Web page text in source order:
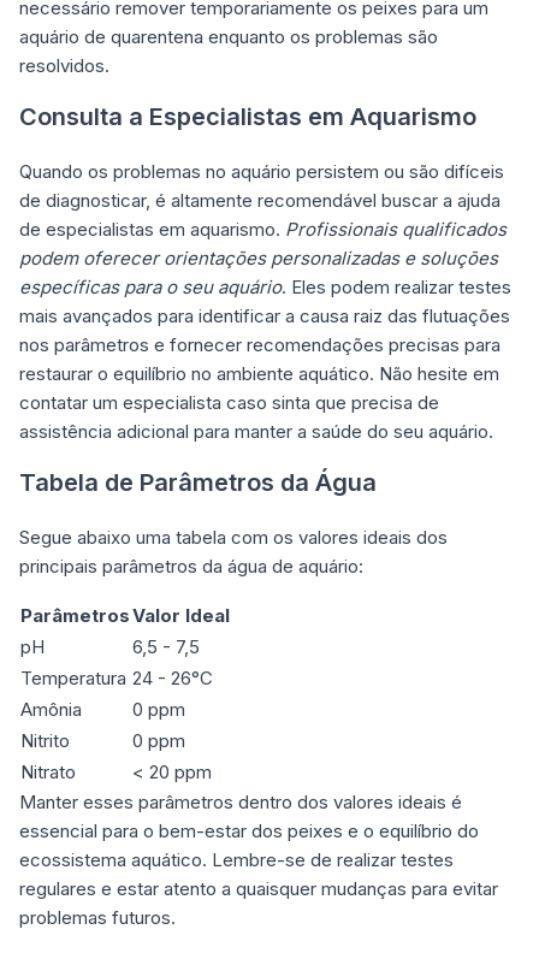
necessário remover temporariamente os peixes para um
aquário de quarentena enquanto os problemas são
resolvidos.
Consulta a Especialistas em Aquarismo
Quando os problemas no aquário persistem ou são difíceis
de diagnosticar, é altamente recomendável buscar a ajuda
de especialistas em aquarismo. Profissionais qualificados
podem oferecer orientações personalizadas e soluções
específicas para o seu aquário. Eles podem realizar testes
mais avançados para identificar a causa raiz das flutuações
nos parâmetros e fornecer recomendações precisas para
restaurar o equilíbrio no ambiente aquático. Não hesite em
contatar um especialista caso sinta que precisa de
assistência adicional para manter a saúde do seu aquário.
Tabela de Parâmetros da Água
Segue abaixo uma tabela com os valores ideais dos
principais parâmetros da água de aquário:
ParâmetrosValor Ideal
pH
6,5 - 7,5
Temperatura 24 - 26°C
Amônia
0 ppm
Nitrito
0 ppm
Nitrato
< 20 ppm
Manter esses parâmetros dentro dos valores ideais é
essencial para o bem-estar dos peixes e o equilíbrio do
ecossistema aquático. Lembre-se de realizar testes
regulares e estar atento a quaisquer mudanças para evitar
problemas futuros.